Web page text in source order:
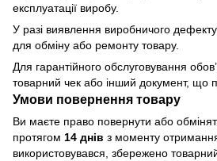
експлуатації виробу.
У разі виявлення виробничого
для обміну або ремонту товару.
Для гарантійного обслуговування
товарний чек або інший документ, що
Умови повернення товару
Ви маєте право повернути або
протягом 14 днів з моменту
використовувався, збережено